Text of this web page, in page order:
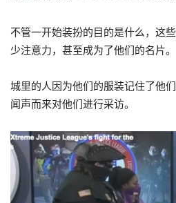
不管一开始装扮的目的是什么，这
少注意力，甚至成为了他们的名片。
城里的人因为他们的服装记住了他
闻声而来对他们进行采访。